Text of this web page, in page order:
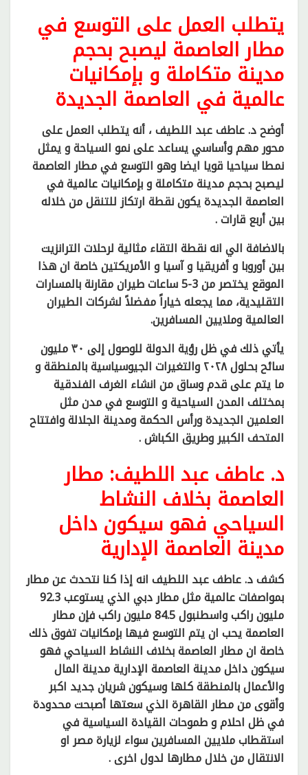
يتطلب العمل على التوسع في
مطار العاصمة ليصبح بحجم
مدينة متكاملة و بإمكانيات
عالمية في العاصمة الجديدة
أوضح د. عاطف عبد اللطيف ، أنه يتطلب العمل على
محور مهم وأساسي يساعد على نمو السياحة و يمثل
نمطا سياحيا قويا ايضا وهو التوسع في مطار العاصمة
ليصبح بحجم مدينة متكاملة و بإمكانيات عالمية في
العاصمة الجديدة يكون نقطة ارتكاز للتنقل من خلاله
بين أربع قارات .
بالاضافة الي انه نقطة التقاء مثالية لرحلات الترانزيت
بين أوروبا و أفريقيا و آسيا و الأمريكتين خاصة ان هذا
الموقع يختصر من 3-5 ساعات طيران مقارنة بالمسارات
التقليدية، مما يجعله خياراً مفضلاً لشركات الطيران
العالمية وملايين المسافرين.
يأتي ذلك في ظل رؤية الدولة للوصول إلى ٣٠ مليون
سائح بحلول ٢٠٢٨ والتغيرات الجيوسياسية بالمنطقة و
ما يتم على قدم وساق من انشاء الغرف الفندقية
بمختلف المدن السياحية و التوسع في مدن مثل
العلمين الجديدة ورأس الحكمة ومدينة الجلالة وافتتاح
المتحف الكبير وطريق الكباش .
د. عاطف عبد اللطيف: مطار
العاصمة بخلاف النشاط
السياحي فهو سيكون داخل
مدينة العاصمة الإدارية
كشف د. عاطف عبد اللطيف انه إذا كنا نتحدث عن مطار
بمواصفات عالمية مثل مطار دبي الذي يستوعب 92.3
مليون راكب واسطنبول 84.5 مليون راكب فإن مطار
العاصمة يحب ان يتم التوسع فيها بإمكانيات تفوق ذلك
خاصة ان مطار العاصمة بخلاف النشاط السياحي فهو
سيكون داخل مدينة العاصمة الإدارية مدينة المال
والأعمال بالمنطقة كلها وسيكون شريان جديد اكبر
وأقوى من مطار القاهرة الذي سعتها أصبحت محدودة
في ظل احلام و طموحات القيادة السياسية في
استقطاب ملايين المسافرين سواء لزيارة مصر او
الانتقال من خلال مطارها لدول اخرى .